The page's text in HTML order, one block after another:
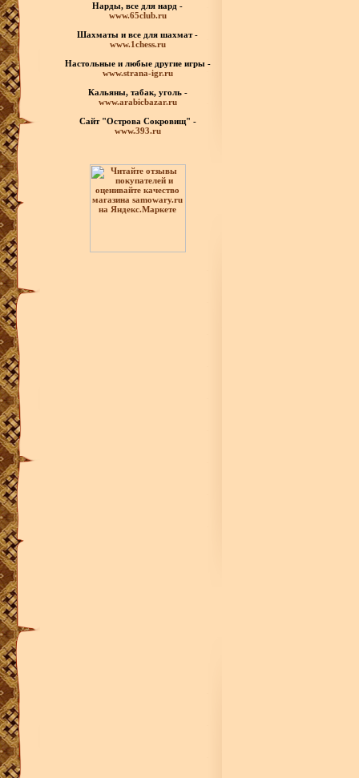
Нарды, все для нард -
www.65club.ru
Шахматы и все для шахмат -
www.1chess.ru
Настольные и любые другие игры -
www.strana-igr.ru
Кальяны, табак, уголь -
www.arabicbazar.ru
Сайт "Острова Сокровищ" -
www.393.ru